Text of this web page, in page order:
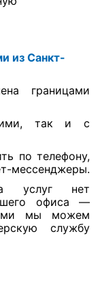
из Санкт-
границами
так и с
по телефону,
мессенджеры.
услуг нет
офиса —
мы можем
службу